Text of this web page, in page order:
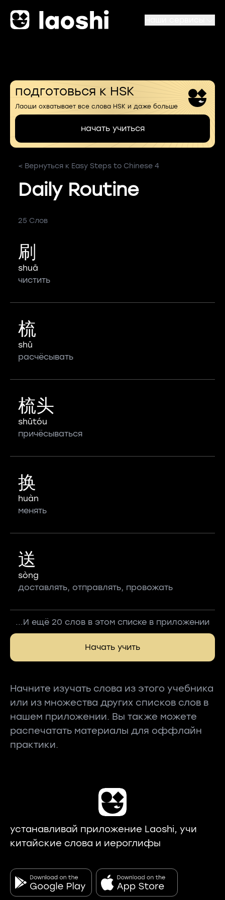
подготовься к HSK
Лаоши охватывает все слова HSK и даже больше
начать учиться
< Вернуться к Easy Steps to Chinese 4
Daily Routine
25 Слов
刷
shuā
чистить
梳
shū
расчёсывать
梳头
shūtóu
причёсываться
换
huàn
менять
送
sòng
доставлять, отправлять, провожать
...И ещё 20 слов в этом списке в приложении
Начать учить
Начните изучать слова из этого учебника
или из множества других списков слов в
нашем приложении. Вы также можете
распечатать материалы для оффлайн
практики.
устанавливай приложение Laoshi, учи
китайские слова и иероглифы